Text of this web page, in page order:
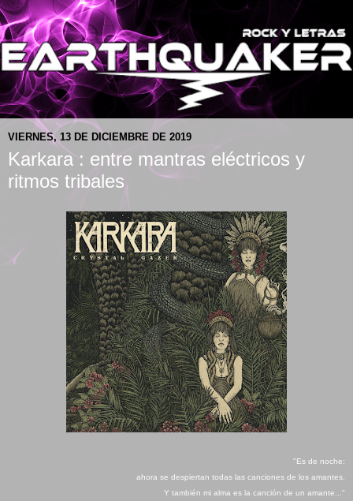
VIERNES, 13 DE DICIEMBRE DE 2019
Karkara : entre mantras eléctricos y
ritmos tribales
"Es de noche:
ahora se despiertan todas las canciones de los amantes.
Y también mi alma es la canción de un amante..."